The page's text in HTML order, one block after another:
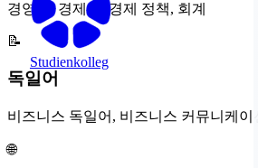
Studienkolleg
경영학, 경제학, 경제 정책, 회계
📝
독일어
비즈니스 독일어, 비즈니스 커뮤니케이
🌐